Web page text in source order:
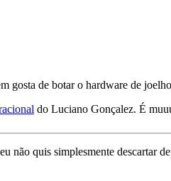
gosta de botar o hardware de
do Luciano Gonçalez. É
quis simplesmente descartar